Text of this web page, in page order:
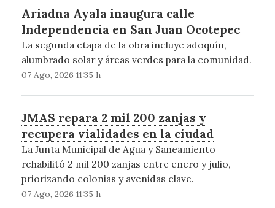
Ariadna Ayala inaugura calle
Independencia en San Juan Ocotepec
La segunda etapa de la obra incluye adoquín,
alumbrado solar y áreas verdes para la comunidad.
07 Ago, 2026 11:35 h
JMAS repara 2 mil 200 zanjas y
recupera vialidades en la ciudad
La Junta Municipal de Agua y Saneamiento
rehabilitó 2 mil 200 zanjas entre enero y julio,
priorizando colonias y avenidas clave.
07 Ago, 2026 11:35 h